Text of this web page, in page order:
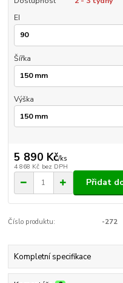
EI
Šířka
Výška
5 890 Kč/ks
4 868 Kč bez DPH
Přidat
Číslo produktu: -272
Kompletní specifikace